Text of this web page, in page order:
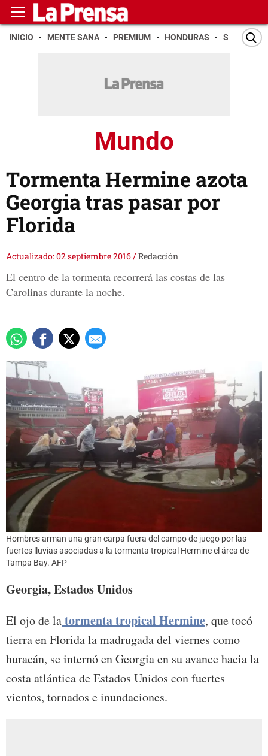
INICIO MENTE SANA PREMIUM HONDURAS SAN PEDRO
Mundo
Tormenta Hermine azota
Georgia tras pasar por
Florida
Actualizado: 02 septiembre 2016/Redacción
El centro de la tormenta recorrerá las costas de las
Carolinas durante la noche.
Hombres arman una gran carpa fuera del campo de juego por las
fuertes lluvias asociadas a la tormenta tropical Hermine el área de
Tampa Bay. AFP
Georgia, Estados Unidos
El ojo de latormenta tropical Hermine, que tocó
tierra en Florida la madrugada del viernes como
huracán, se internó en Georgia en su avance hacia la
costa atlántica de Estados Unidos con fuertes
vientos, tornados e inundaciones.